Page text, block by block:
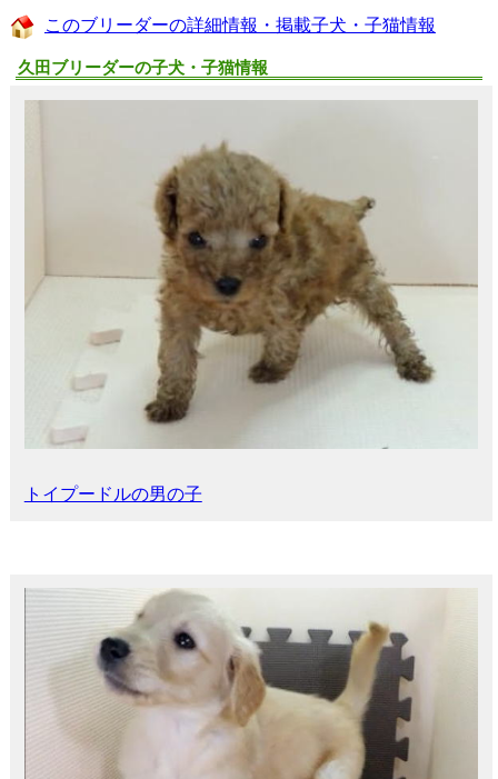
このブリーダーの詳細情報・掲載子犬・子猫情報
久田ブリーダーの子犬・子猫情報
トイプードルの男の子